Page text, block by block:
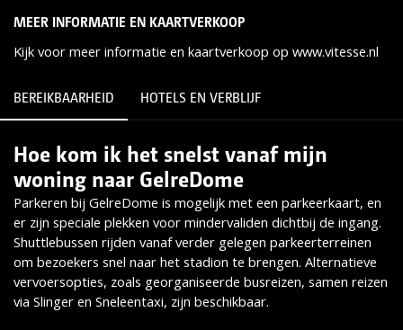
MEER INFORMATIE EN KAARTVERKOOP
Kijk voor meer informatie en kaartverkoop op www.vitesse.nl
Lees meer
BEREIKBAARHEID HOTELS EN VERBLIJF
Hoe kom ik het snelst vanaf mijn
woning naar GelreDome
Parkeren bij GelreDome is mogelijk met een parkeerkaart, en
er zijn speciale plekken voor mindervaliden dichtbij de ingang.
Shuttlebussen rijden vanaf verder gelegen parkeerterreinen
om bezoekers snel naar het stadion te brengen. Alternatieve
vervoersopties, zoals georganiseerde busreizen, samen reizen
via Slinger en Sneleentaxi, zijn beschikbaar.